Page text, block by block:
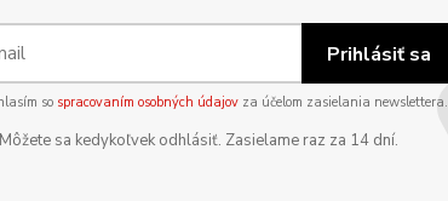
Prihlásiť sa
so spracovaním osobných údajovza účelom zasielania newslettera.
Môžete sa kedykoľvek odhlásiť. Zasielame raz za 14 dní.